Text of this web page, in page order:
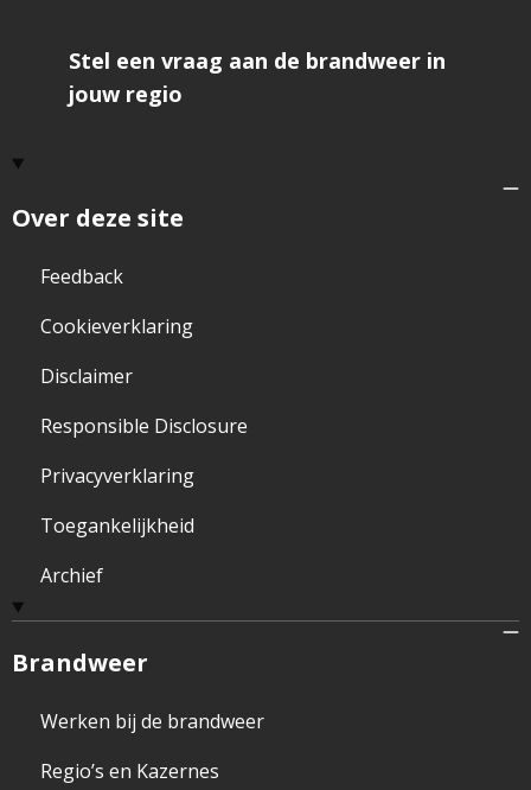
Over deze site
Feedback
Cookieverklaring
Disclaimer
Responsible Disclosure
Privacyverklaring
Toegankelijkheid
Archief
Brandweer
Werken bij de brandweer
Regio’s en Kazernes
Stel een vraag aan de brandweer in
jouw regio